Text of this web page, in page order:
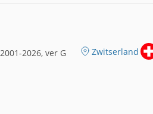
2026, ver G Zwitserland